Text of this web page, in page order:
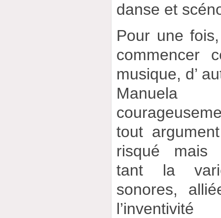
danse et
Pour une
commencer
musique, d’
tout
risqué mais
tant la
sonores,